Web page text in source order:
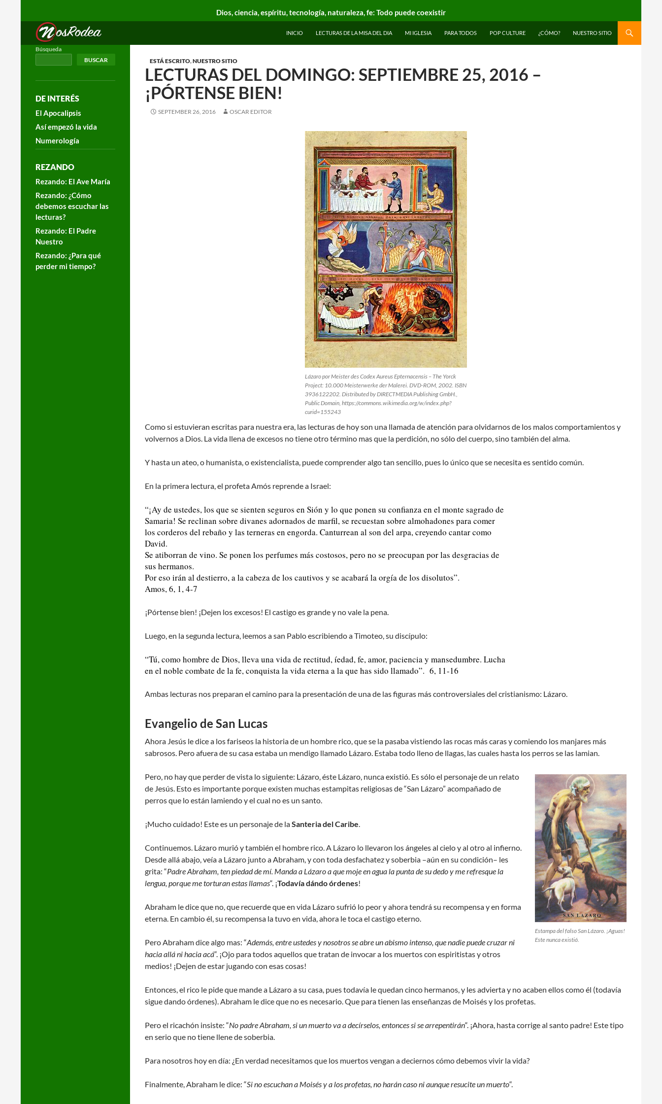
Dios, ciencia, espíritu, tecnología, naturaleza, fe: Todo puede coexistir
Nos Rodea
Search
INICIO LECTURAS DE LA MISA DEL DIA MI IGLESIA PARA TODOS POP CULTURE ¿CÓMO? NUESTRO SITIO
ESTÁ ESCRITO,NUESTRO SITIO
LECTURAS DEL DOMINGO: SEPTIEMBRE 25, 2016 –
¡PÓRTENSE BIEN!
SEPTEMBER 26, 2016 OSCAR EDITOR
Lázaro por Meister des Codex Aureus Epternacensis – The Yorck
Project: 10.000 Meisterwerke der Malerei. DVD-ROM, 2002. ISBN
3936122202. Distributed by DIRECTMEDIA Publishing GmbH.,
Public Domain, https://commons.wikimedia.org/w/index.php?
curid=155243
Como si estuvieran escritas para nuestra era, las lecturas de hoy son una llamada de atención para olvidarnos de los malos comportamientos y
volvernos a Dios. La vida llena de excesos no tiene otro término mas que la perdición, no sólo del cuerpo, sino también del alma.
Y hasta un ateo, o humanista, o existencialista, puede comprender algo tan sencillo, pues lo único que se necesita es sentido común.
En la primera lectura, el profeta Amós reprende a Israel:
“¡Ay de ustedes, los que se sienten seguros en Sión y lo que ponen su confianza en el monte sagrado de
Samaria! Se reclinan sobre divanes adornados de marfil, se recuestan sobre almohadones para comer
los corderos del rebaño y las terneras en engorda. Canturrean al son del arpa, creyendo cantar como
David.
Se atiborran de vino. Se ponen los perfumes más costosos, pero no se preocupan por las desgracias de
sus hermanos.
Por eso irán al destierro, a la cabeza de los cautivos y se acabará la orgía de los disolutos”.
Amos, 6, 1, 4-7
¡Pórtense bien! ¡Dejen los excesos! El castigo es grande y no vale la pena.
Luego, en la segunda lectura, leemos a san Pablo escribiendo a Timoteo, su discípulo:
“Tú, como hombre de Dios, lleva una vida de rectitud, íedad, fe, amor, paciencia y mansedumbre. Lucha
en el noble combate de la fe, conquista la vida eterna a la que has sido llamado”. 6, 11-16
Ambas lecturas nos preparan el camino para la presentación de una de las figuras más controversiales del cristianismo: Lázaro.
Evangelio de San Lucas
Ahora Jesús le dice a los fariseos la historia de un hombre rico, que se la pasaba vistiendo las rocas más caras y comiendo los manjares más
sabrosos. Pero afuera de su casa estaba un mendigo llamado Lázaro. Estaba todo lleno de llagas, las cuales hasta los perros se las lamian.
Estampa del falso San Lázaro. ¡Aguas!
Este nunca existió.
Pero, no hay que perder de vista lo siguiente: Lázaro, éste Lázaro, nunca existió. Es sólo el personaje de un relato
de Jesús. Esto es importante porque existen muchas estampitas religiosas de “San Lázaro” acompañado de
perros que lo están lamiendo y el cual no es un santo.
¡Mucho cuidado! Este es un personaje de laSanteria del Caribe.
Continuemos. Lázaro murió y también el hombre rico. A Lázaro lo llevaron los ángeles al cielo y al otro al infierno.
Desde allá abajo, veía a Lázaro junto a Abraham, y con toda desfachatez y soberbia –aún en su condición– les
grita: “Padre Abraham, ten piedad de mí. Manda a Lázaro a que moje en agua la punta de su dedo y me refresque la
lengua, porque me torturan estas llamas“. ¡Todavía dándo órdenes!
Abraham le dice que no, que recuerde que en vida Lázaro sufrió lo peor y ahora tendrá su recompensa y en forma
eterna. En cambio él, su recompensa la tuvo en vida, ahora le toca el castigo eterno.
Pero Abraham dice algo mas: “Además, entre ustedes y nosotros se abre un abismo intenso, que nadie puede cruzar ni
hacia allá ni hacia acá“. ¡Ojo para todos aquellos que tratan de invocar a los muertos con espiritistas y otros
medios! ¡Dejen de estar jugando con esas cosas!
Entonces, el rico le pide que mande a Lázaro a su casa, pues todavía le quedan cinco hermanos, y les advierta y no acaben ellos como él (todavía
sigue dando órdenes). Abraham le dice que no es necesario. Que para tienen las enseñanzas de Moisés y los profetas.
Pero el ricachón insiste: “No padre Abraham, si un muerto va a decírselos, entonces si se arrepentirán“. ¡Ahora, hasta corrige al santo padre! Este tipo
en serio que no tiene llene de soberbia.
Para nosotros hoy en día: ¿En verdad necesitamos que los muertos vengan a deciernos cómo debemos vivir la vida?
Finalmente, Abraham le dice: “Si no escuchan a Moisés y a los profetas, no harán caso ni aunque resucite un muerto“.
Búsqueda
BUSCAR
DE INTERÉS
El Apocalipsis
Así empezó la vida
Numerología
REZANDO
Rezando: El Ave María
Rezando: ¿Cómo
debemos escuchar las
lecturas?
Rezando: El Padre
Nuestro
Rezando: ¿Para qué
perder mi tiempo?